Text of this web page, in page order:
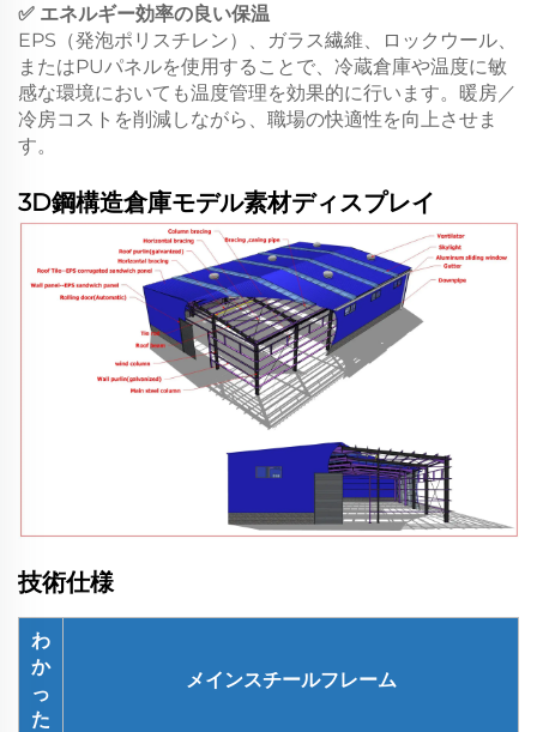
✅ エネルギー効率の良い保温
EPS（発泡ポリスチレン）、ガラス繊維、ロックウール、
またはPUパネルを使用することで、冷蔵倉庫や温度に敏
感な環境においても温度管理を効果的に行います。暖房／
冷房コストを削減しながら、職場の快適性を向上させま
す。
3D鋼構造倉庫モデル素材ディスプレイ
技術仕様
わ
か
っ
た
メインスチールフレーム